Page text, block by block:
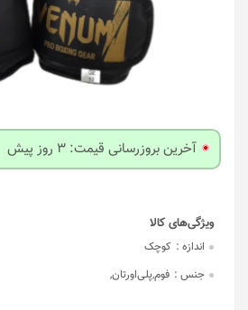
آخرین بروزرسانی قیمت: 3 روز پیش
اندازه : کوچک
جنس : فوم,پلی‌اورتان,